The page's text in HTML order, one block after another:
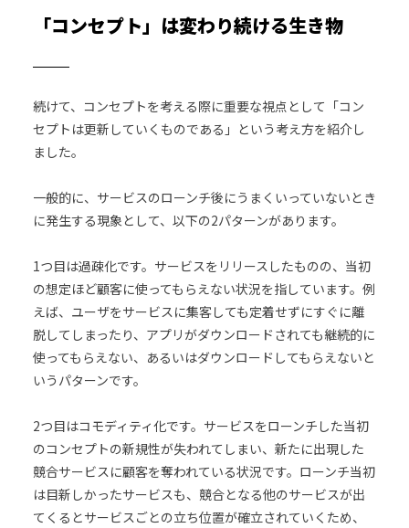
「コンセプト」は変わり続ける生き物
続けて、コンセプトを考える際に重要な視点として「コン
セプトは更新していくものである」という考え方を紹介し
ました。
一般的に、サービスのローンチ後にうまくいっていないとき
に発生する現象として、以下の2パターンがあります。
1つ目は過疎化です。サービスをリリースしたものの、当初
の想定ほど顧客に使ってもらえない状況を指しています。例
えば、ユーザをサービスに集客しても定着せずにすぐに離
脱してしまったり、アプリがダウンロードされても継続的に
使ってもらえない、あるいはダウンロードしてもらえないと
いうパターンです。
2つ目はコモディティ化です。サービスをローンチした当初
のコンセプトの新規性が失われてしまい、新たに出現した
競合サービスに顧客を奪われている状況です。ローンチ当初
は目新しかったサービスも、競合となる他のサービスが出
てくるとサービスごとの立ち位置が確立されていくため、